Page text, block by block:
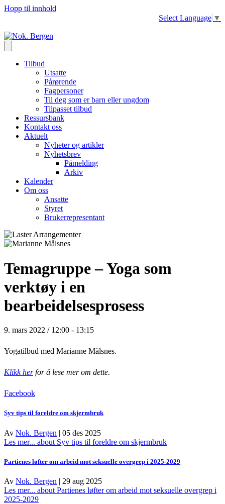
Hopp til innhold
Select Language ▼
Tilbud
Utsatte
Pårørende
Fagpersoner
Til deg som er barn eller ungdom
Tilpasset tilbud
Ressursbank
Kontakt oss
Aktuelt
Nyheter og artikler
Nyhetsbrev
Påmelding
Arkiv
Kalender
Om oss
Ansatte
Styret
Brukerrepresentant
Temagruppe – Yoga som
verktøy i en
bearbeidelsesprosess
9. mars 2022 / 12:00 - 13:15
Yogatilbud med Marianne Målsnes.
Klikk herfor å lese mer om dette.
Facebook
Syv tips til foreldre om skjermbruk
Av Nok. Bergen | 05 des 2025
Les mer... about Syv tips til foreldre om skjermbruk
Partienes løfter om arbeid mot seksuelle overgrep i 2025-2029
Av Nok. Bergen | 29 aug 2025
Les mer... about Partienes løfter om arbeid mot seksuelle overgrep i
2025-2029